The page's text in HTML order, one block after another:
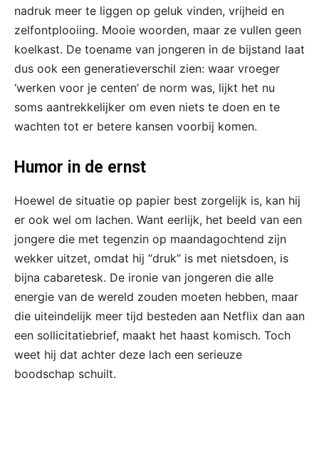
nadruk meer te liggen op geluk vinden, vrijheid en
zelfontplooiing. Mooie woorden, maar ze vullen geen
koelkast. De toename van jongeren in de bijstand laat
dus ook een generatieverschil zien: waar vroeger
‘werken voor je centen’ de norm was, lijkt het nu
soms aantrekkelijker om even niets te doen en te
wachten tot er betere kansen voorbij komen.
Humor in de ernst
Hoewel de situatie op papier best zorgelijk is, kan hij
er ook wel om lachen. Want eerlijk, het beeld van een
jongere die met tegenzin op maandagochtend zijn
wekker uitzet, omdat hij “druk” is met nietsdoen, is
bijna cabaretesk. De ironie van jongeren die alle
energie van de wereld zouden moeten hebben, maar
die uiteindelijk meer tijd besteden aan Netflix dan aan
een sollicitatiebrief, maakt het haast komisch. Toch
weet hij dat achter deze lach een serieuze
boodschap schuilt.